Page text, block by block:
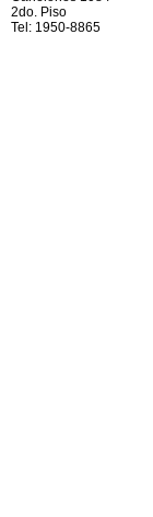
2do. Piso
Tel: 1950-8865